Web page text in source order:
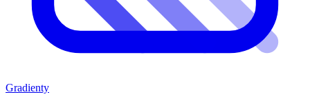
Gradienty